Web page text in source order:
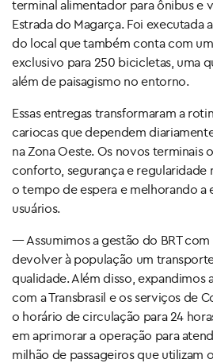
terminal alimentador para ônibus e
Estrada do Magarça. Foi executada
do local que também conta com
exclusivo para 250 bicicletas, uma
além de paisagismo no entorno.
Essas entregas transformaram a
cariocas que dependem
na Zona Oeste. Os novos terminais
conforto, segurança e regularidade
o tempo de espera e melhorando a
usuários.
— Assumimos a gestão do BRT
devolver à população um
qualidade. Além disso, expandimos
com a Transbrasil e os serviços de
o horário de circulação para 24
em aprimorar a operação para
milhão de passageiros que utilizam